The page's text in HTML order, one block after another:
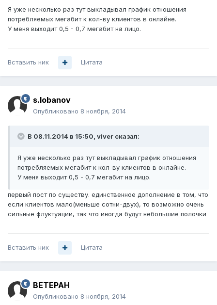
Я уже несколько раз тут выкладывал график отношения
потребляемых мегабит к кол-ву клиентов в онлайне.
У меня выходит 0,5 - 0,7 мегабит на лицо.
Вставить ник Цитата
s.lobanov
Опубликовано 8 ноября, 2014
В 08.11.2014 в 15:50, viver сказал:
Я уже несколько раз тут выкладывал график отношения
потребляемых мегабит к кол-ву клиентов в онлайне.
У меня выходит 0,5 - 0,7 мегабит на лицо.
первый пост по существу. единственное дополнение в том, что
если клиентов мало(меньше сотни-двух), то возможно очень
сильные флуктуации, так что иногда будут небольшие полочки
Вставить ник Цитата
BETEPAH
Опубликовано 8 ноября, 2014